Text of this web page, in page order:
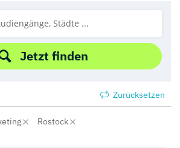
Jetzt finden
Zurücksetzen
Rostock